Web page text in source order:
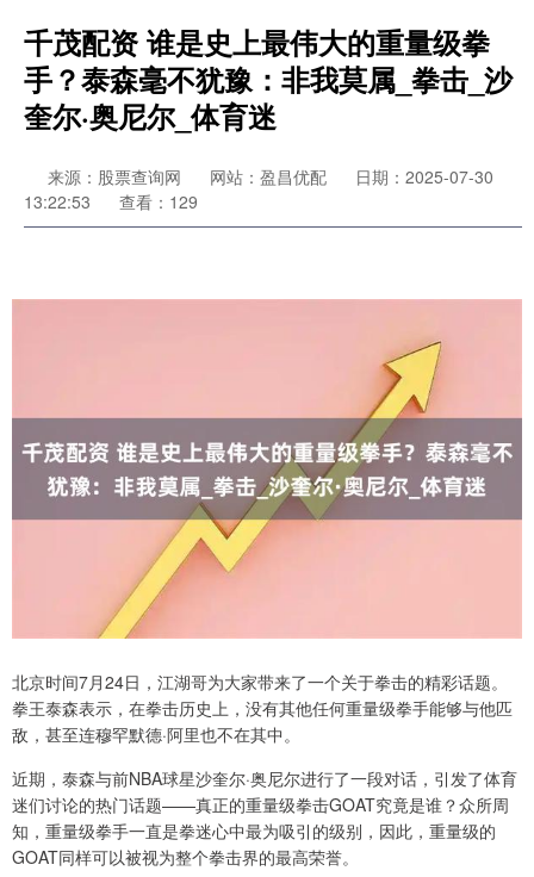
千茂配资 谁是史上最伟大的重量级拳
手？泰森毫不犹豫：非我莫属_拳击_沙
奎尔·奥尼尔_体育迷
来源：股票查询网 网站：盈昌优配
日期：2025-07-30
13:22:53
查看：129
北京时间7月24日，江湖哥为大家带来了一个关于拳击的精彩话题。
拳王泰森表示，在拳击历史上，没有其他任何重量级拳手能够与他匹
敌，甚至连穆罕默德·阿里也不在其中。
近期，泰森与前NBA球星沙奎尔·奥尼尔进行了一段对话，引发了体育
迷们讨论的热门话题——真正的重量级拳击GOAT究竟是谁？众所周
知，重量级拳手一直是拳迷心中最为吸引的级别，因此，重量级的
GOAT同样可以被视为整个拳击界的最高荣誉。